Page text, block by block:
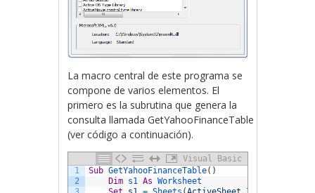
La macro central de este programa se
compone de varios elementos. El
primero es la subrutina que genera la
consulta llamada GetYahooFinanceTable
(ver código a continuación).
Visual Basic
1
2
Sub GetYahooFinanceTable( )
Dim s1 As Worksheet